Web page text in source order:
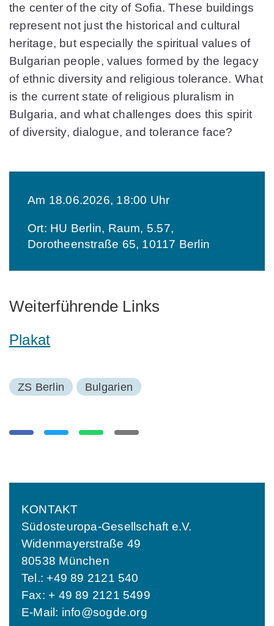
the center of the city of Sofia. These buildings
represent not just the historical and cultural
heritage, but especially the spiritual values of
Bulgarian people, values formed by the legacy
of ethnic diversity and religious tolerance. What
is the current state of religious pluralism in
Bulgaria, and what challenges does this spirit
of diversity, dialogue, and tolerance face?
Am 18.06.2026, 18:00 Uhr
Ort: HU Berlin, Raum, 5.57,
Dorotheenstraße 65, 10117 Berlin
Weiterführende Links
Plakat
ZS Berlin Bulgarien
KONTAKT
Südosteuropa-Gesellschaft e.V.
Widenmayerstraße 49
80538 München
Tel.: +49 89 2121 540
Fax: + 49 89 2121 5499
E-Mail: info@sogde.org